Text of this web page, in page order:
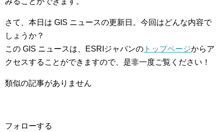
さて、本日は GIS ニュースの更新日。今回はどんな内容で
しょうか？
この GIS ニュースは、ESRIジャパンの トップページからア
クセスすることができますので、是非一度ご覧ください！
類似の記事がありません
フォローする